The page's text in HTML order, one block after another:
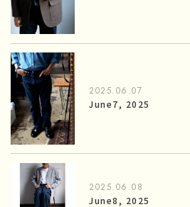
2025.06.07
June7, 2025
2025.06.08
June8, 2025